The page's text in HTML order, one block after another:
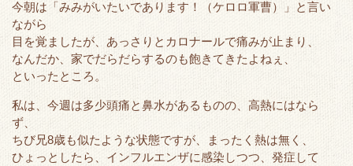
今朝は「みみがいたいであります！（ケロロ軍曹）」と言い
ながら
目を覚ましたが、あっさりとカロナールで痛みが止まり、
なんだか、家でだらだらするのも飽きてきたよねぇ、
といったところ。
私は、今週は多少頭痛と鼻水があるものの、高熱にはなら
ず、
ちび兄8歳も似たような状態ですが、まったく熱は無く、
ひょっとしたら、インフルエンザに感染しつつ、発症して